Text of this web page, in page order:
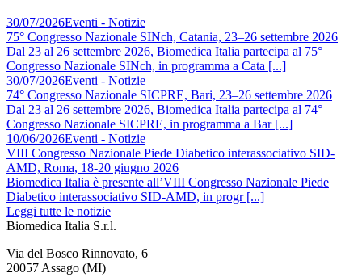
30/07/2026Eventi - Notizie
75° Congresso Nazionale SINch, Catania, 23–26 settembre 2026
Dal 23 al 26 settembre 2026, Biomedica Italia partecipa al 75°
Congresso Nazionale SINch, in programma a Cata [...]
30/07/2026Eventi - Notizie
74° Congresso Nazionale SICPRE, Bari, 23–26 settembre 2026
Dal 23 al 26 settembre 2026, Biomedica Italia partecipa al 74°
Congresso Nazionale SICPRE, in programma a Bar [...]
10/06/2026Eventi - Notizie
VIII Congresso Nazionale Piede Diabetico interassociativo SID-
AMD, Roma, 18-20 giugno 2026
Biomedica Italia è presente all’VIII Congresso Nazionale Piede
Diabetico interassociativo SID-AMD, in progr [...]
Leggi tutte le notizie
Biomedica Italia S.r.l.
Via del Bosco Rinnovato, 6
20057 Assago (MI)